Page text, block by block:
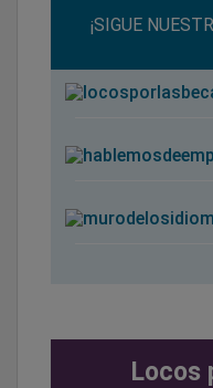
¡SIGUE
Locos